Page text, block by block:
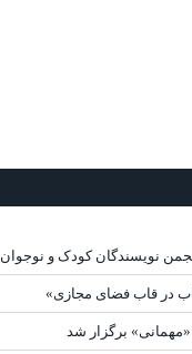
نویسندگان کودک و نوجوان
در قاب فضای مجازی»
برگزار شد